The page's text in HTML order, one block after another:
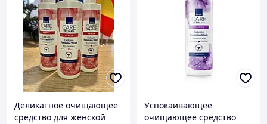
Деликатное очищающее
средство для женской
Успокаивающее
очищающее средство